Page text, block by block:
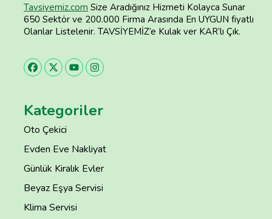
Tavsiyemiz.com Size Aradığınız Hizmeti Kolayca Sunar
650 Sektör ve 200.000 Firma Arasında En UYGUN fiyatlı
Olanlar Listelenir. TAVSİYEMİZ’e Kulak ver KAR’lı Çık.
Kategoriler
Oto Çekici
Evden Eve Nakliyat
Günlük Kiralık Evler
Beyaz Eşya Servisi
Klima Servisi